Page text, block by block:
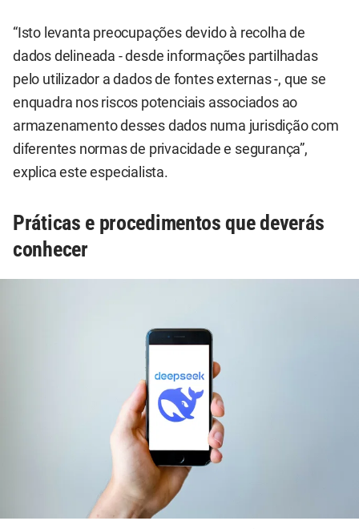
“Isto levanta preocupações devido à recolha de
dados delineada - desde informações partilhadas
pelo utilizador a dados de fontes externas -, que se
enquadra nos riscos potenciais associados ao
armazenamento desses dados numa jurisdição com
diferentes normas de privacidade e segurança”,
explica este especialista.
Práticas e procedimentos que deverás
conhecer